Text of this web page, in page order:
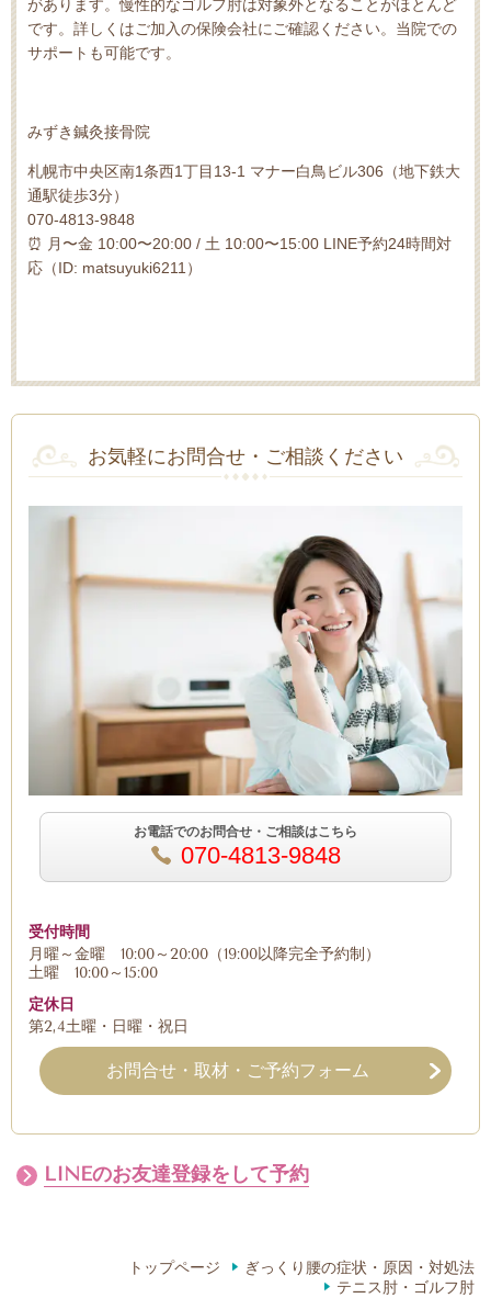
があります。慢性的なゴルフ肘は対象外となることがほとんど
です。詳しくはご加入の保険会社にご確認ください。当院での
サポートも可能です。
みずき鍼灸接骨院
札幌市中央区南1条西1丁目13-1 マナー白鳥ビル306（地下鉄大
通駅徒歩3分）
070-4813-9848
⏰ 月〜金 10:00〜20:00 / 土 10:00〜15:00 LINE予約24時間対
応（ID: matsuyuki6211）
お気軽にお問合せ・ご相談ください
お電話でのお問合せ・ご相談はこちら
070-4813-9848
受付時間
月曜～金曜 10:00～20:00（19:00以降完全予約制）
土曜 10:00～15:00
定休日
第2,4土曜・日曜・祝日
お問合せ・取材・ご予約フォーム
LINEのお友達登録をして予約
トップページ
ぎっくり腰の症状・原因・対処法
テニス肘・ゴルフ肘